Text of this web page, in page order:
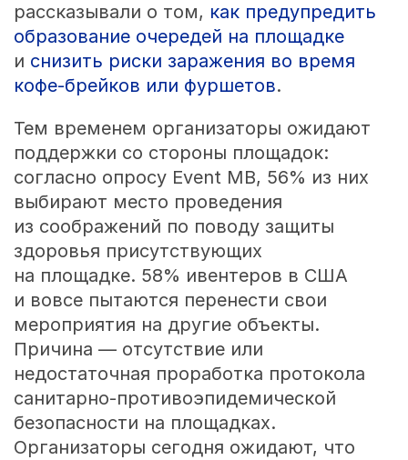
рассказывали о том, как предупредить
образование очередей на площадке
и снизить риски заражения во время
кофе-брейков или фуршетов.
Тем временем организаторы ожидают
поддержки со стороны площадок:
согласно опросу Event MB, 56% из них
выбирают место проведения
из соображений по поводу защиты
здоровья присутствующих
на площадке. 58% ивентеров в США
и вовсе пытаются перенести свои
мероприятия на другие объекты.
Причина — отсутствие или
недостаточная проработка протокола
санитарно-противоэпидемической
безопасности на площадках.
Организаторы сегодня ожидают, что